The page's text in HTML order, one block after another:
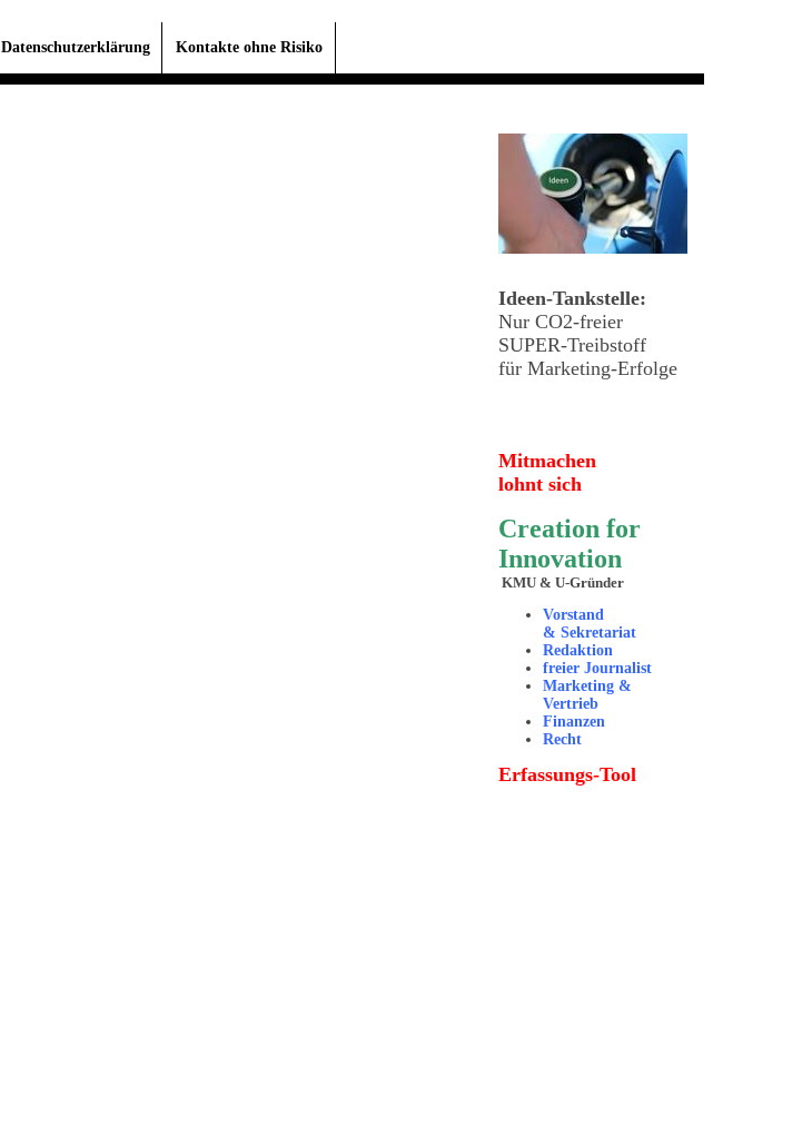
Datenschutzerklärung Kontakte ohne Risiko
Ideen-Tankstelle:
Nur CO2-freier
SUPER-Treibstoff
für Marketing-Erfolge
Mitmachen
lohnt sich
Creation for
Innovation
KMU & U-Gründer
Vorstand
& Sekretariat
Redaktion
freier Journalist
Marketing &
Vertrieb
Finanzen
Recht
Erfassungs-Tool